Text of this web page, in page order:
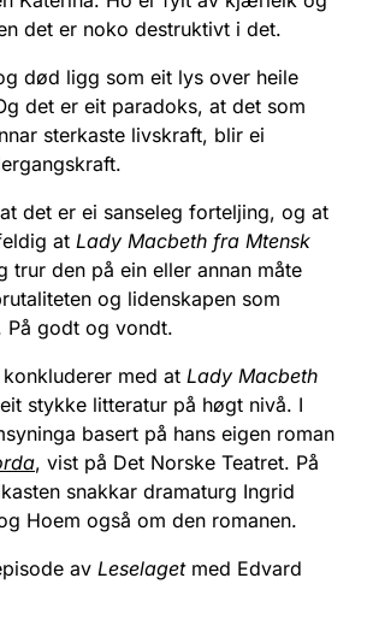
det er noko destruktivt i det.
død ligg som eit lys over heile
det er eit paradoks, at det som
sterkaste livskraft, blir ei
det er ei sanseleg forteljing, og at
at Lady Macbeth fra Mtensk
trur den på ein eller annan måte
og lidenskapen som
På godt og vondt.
med at Lady Macbeth
stykke litteratur på høgt nivå. I
basert på hans eigen roman
, vist på Det Norske Teatret. På
snakkar dramaturg Ingrid
Hoem også om den romanen.
av Leselaget med Edvard